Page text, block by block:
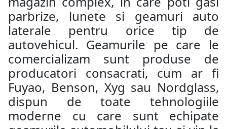
parbrize, lunete si geamuri auto
laterale pentru orice tip de
autovehicul. Geamurile pe care le
comercializam sunt produse de
producatori consacrati, cum ar fi
Fuyao, Benson, Xyg sau Nordglass,
dispun de toate tehnologiile
moderne cu care sunt echipate